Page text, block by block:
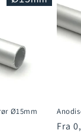
Ø15mm
Fra